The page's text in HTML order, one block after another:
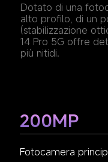
Dotato di una
alto profilo, di un
(stabilizzazione
14 Pro 5G offre
più nitidi.
200MP
Fotocamera